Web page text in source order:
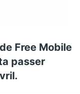
Free Mobile
passer